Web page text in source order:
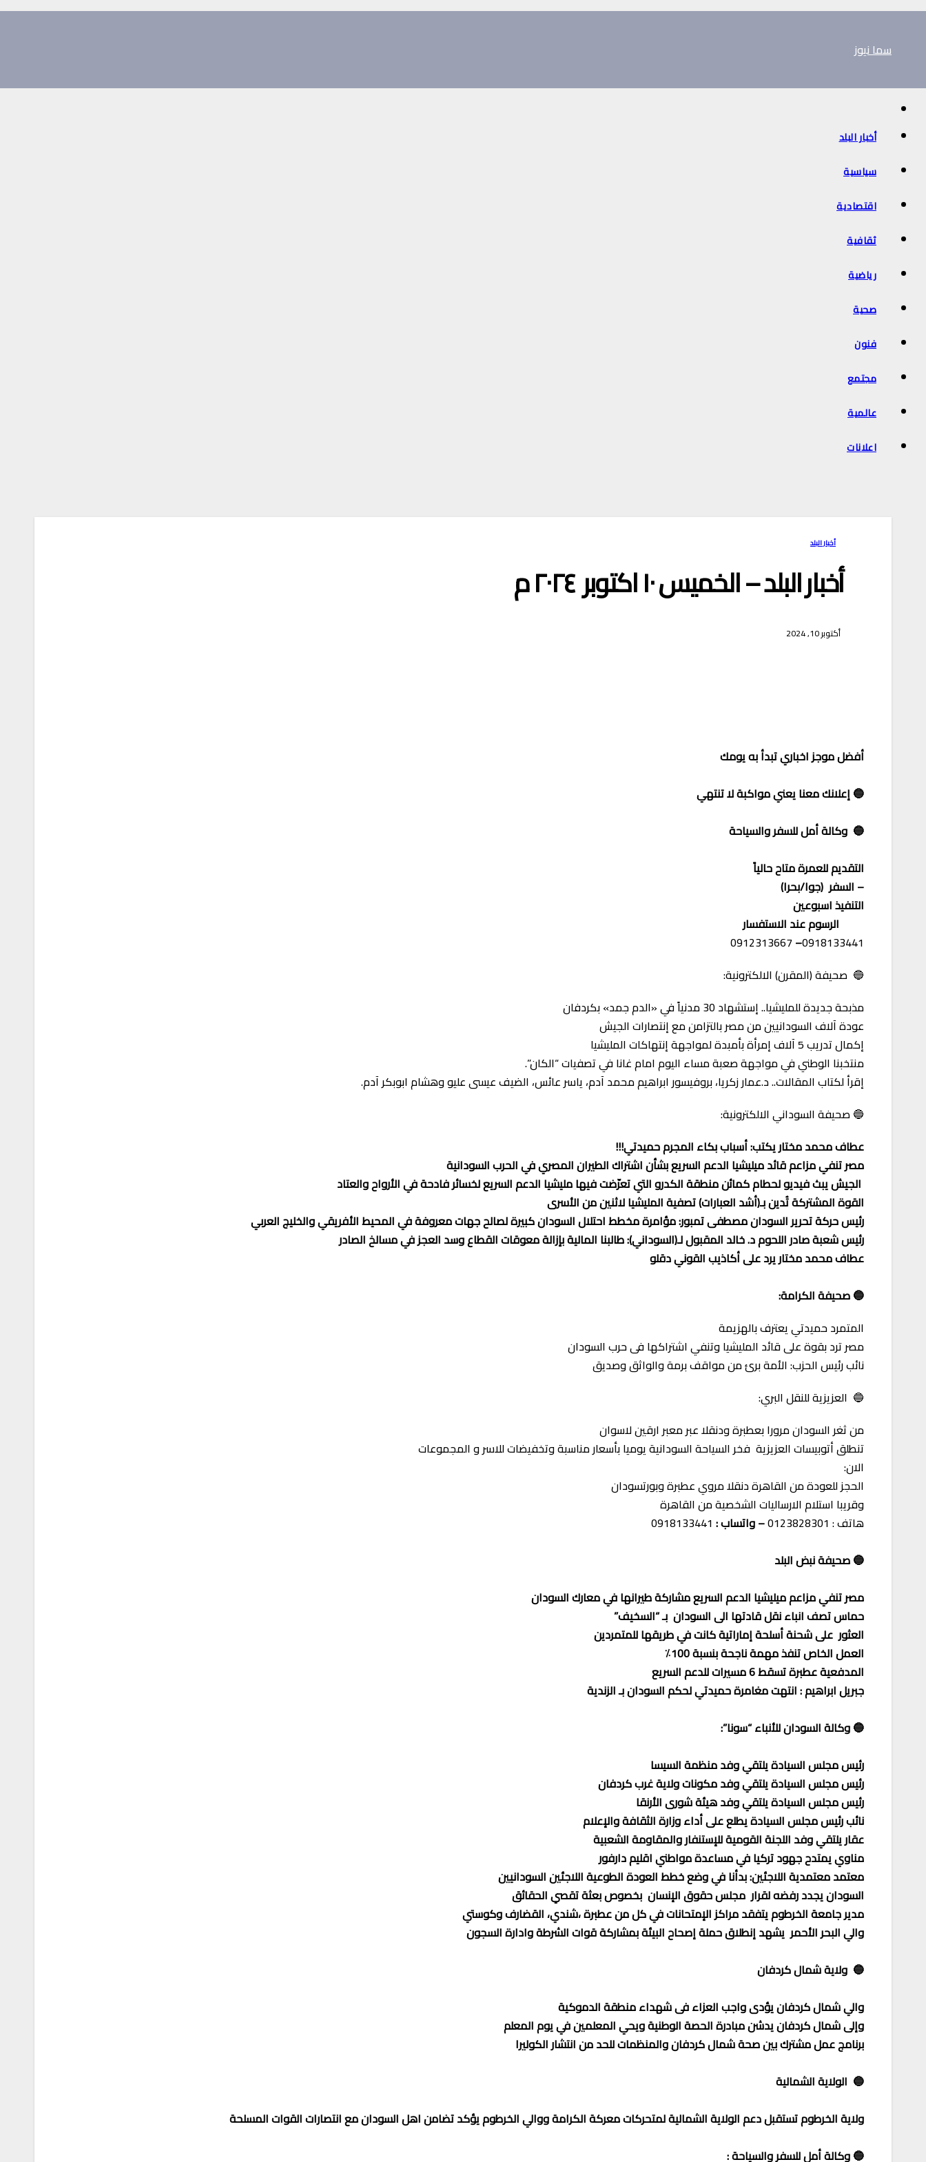
Skip
contentسما نيوز
أخبار البلد
سياسية
اقتصادية
ثقافية
رياضية
صحية
فنون
مجتمع
عالمية
اعلانات
أخبار البلد
أخبار البلد – الخميس ١٠ اكتوبر ٢٠٢٤ م
أكتوبر 10, 2024
أفضل موجز اخباري تبدأ به يومك
🔵 إعلانك معنا يعني مواكبة لا تنتهي
🔵 وكالة أمل للسفر والسياحة
التقديم للعمرة متاح حالياً
– السفر (جوا/بحرا)
التنفيذ اسبوعين
الرسوم عند الاستفسار
0918133441
–
0912313667
🔵 صحيفة (المقرن) الالكترونية:
مذبحة جديدة للمليشيا.. إستشهاد 30 مدنياً في «الدم جمد» بكردفان
عودة آلاف السودانيين من مصر بالتزامن مع إنتصارات الجيش
إكمال تدريب 5 آلاف إمرأة بأمبدة لمواجهة إنتهاكات المليشيا
منتخبنا الوطني في مواجهة صعبة مساء اليوم امام غانا في تصفيات “الكان”.
إقرأ لكتاب المقالات.. د.عمار زكريا، بروفيسور ابراهيم محمد آدم، ياسر عائس، الضيف عيسى عليو وهشام ابوبكر آدم.
🔵 صحيفة السوداني الالكترونية:
عطاف محمد مختار يكتب: أسباب بكاء المجرم حميدتي!!!
مصر تنفي مزاعم قائد ميليشيا الدعم السريع بشأن اشتراك الطيران المصري في الحرب السودانية
الجيش يبث فيديو لحطام كمائن منطقة الكدرو التي تعرّضت فيها مليشيا الدعم السريع لخسائر فادحة في الأرواح والعتاد
القوة المشتركة تُدين بـ(أشد العبارات) تصفية المليشيا لاثنين من الأسرى
رئيس حركة تحرير السودان مصطفى تمبور: مؤامرة مخطط احتلال السودان كبيرة لصالح جهات معروفة في المحيط الأفريقي والخليج العربي
رئيس شعبة صادر اللحوم د. خالد المقبول لـ(السوداني): طالبنا المالية بإزالة معوقات القطاع وسد العجز في مسالخ الصادر
عطاف محمد مختار يرد على أكاذيب القوني دقلو
🔵 صحيفة الكرامة:
المتمرد حميدتي يعترف بالهزيمة
مصر ترد بقوة على قائد المليشيا وتنفي اشتراكها فى حرب السودان
نائب رئيس الحزب: الأمة برئ من مواقف برمة والواثق وصديق
🔵 العزيزية للنقل البري:
من ثغر السودان مرورا بعطبرة ودنقلا عبر معبر ارقين لاسوان
تنطلق أتوبيسات العزيزية فخر السياحة السودانية يوميا بأسعار مناسبة وتخفيضات للاسر و المجموعات
الان:
الحجز للعودة من القاهرة دنقلا مروي عطبرة وبورتسودان
وقريبا استلام الارساليات الشخصية من القاهرة
هاتف : 0123828301
– واتساب : 0918133441
🔵 صحيفة نبض البلد
مصر تنفي مزاعم ميليشيا الدعم السريع مشاركة طيرانها في معارك السودان
حماس تصف انباء نقل قادتها الى السودان بـ “السخيف”
العثور على شحنة أسلحة إماراتية كانت في طريقها للمتمردين
العمل الخاص تنفذ مهمة ناجحة بنسبة 100٪
المدفعية عطبرة تسقط 6 مسيرات للدعم السريع
جبريل ابراهيم : انتهت مغامرة حميدتي لحكم السودان بـ الزندية
🔵 وكالة السودان للأنباء “سونا”:
رئيس مجلس السيادة يلتقي وفد منظمة السيسا
رئيس مجلس السيادة يلتقي وفد مكونات ولاية غرب كردفان
رئيس مجلس السيادة يلتقي وفد هيئة شورى الأرنقا
نائب رئيس مجلس السيادة يطلع على أداء وزارة الثقافة والإعلام
عقار يلتقي وفد اللجنة القومية للإستنفار والمقاومة الشعبية
مناوي يمتدح جهود تركيا في مساعدة مواطني اقليم دارفور
معتمد معتمدية اللاجئين: بدأنا في وضع خطط العودة الطوعية اللاجئين السودانيين
السودان يجدد رفضه لقرار مجلس حقوق الإنسان بخصوص بعثة تقصي الحقائق
مدير جامعة الخرطوم يتفقد مراكز الإمتحانات في كل من عطبرة ،شندي، القضارف وكوستي
والي البحر الأحمر يشهد إنطلاق حملة إصحاح البيئة بمشاركة قوات الشرطة وادارة السجون
🔵 ولاية شمال كردفان
والي شمال كردفان يؤدى واجب العزاء فى شهداء منطقة الدموكية
وإلى شمال كردفان يدشن مبادرة الحصة الوطنية ويحي المعلمين في يوم المعلم
برنامج عمل مشترك بين صحة شمال كردفان والمنظمات للحد من انتشار الكوليرا
🔵 الولاية الشمالية
ولاية الخرطوم تستقبل دعم الولاية الشمالية لمتحركات معركة الكرامة ووالي الخرطوم يؤكد تضامن اهل السودان مع انتصارات القوات المسلحة
🔵 وكالة أمل للسفر والسياحة :